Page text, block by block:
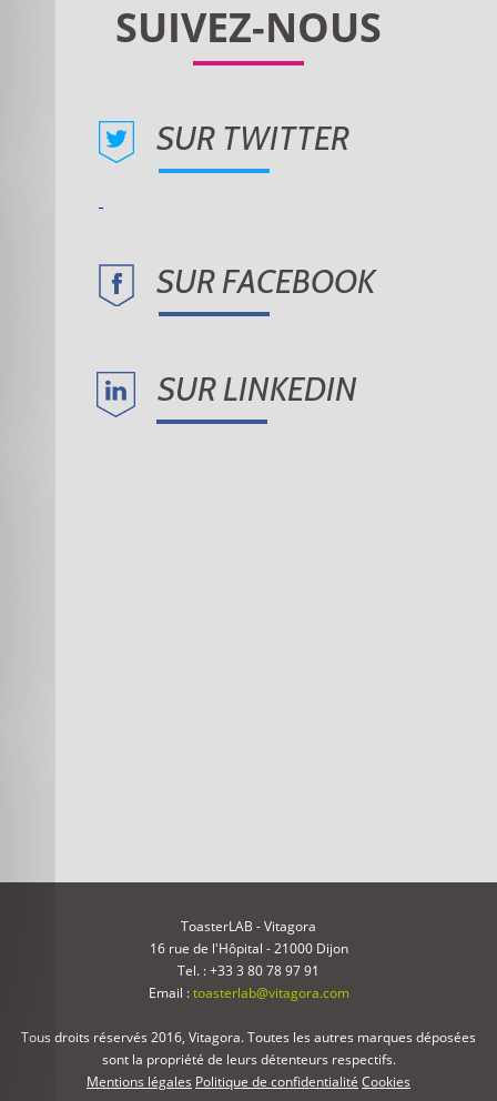
SUR TWITTER
SUR FACEBOOK
SUR LINKEDIN
ToasterLAB - Vitagora
16 rue de l'Hôpital - 21000 Dijon
Tel. : +33 3 80 78 97 91
Email :toasterlab@vitagora.com
Tous droits réservés 2016, Vitagora. Toutes les autres marques déposées
sont la propriété de leurs détenteurs respectifs.
Mentions légales Politique de confidentialité Cookies